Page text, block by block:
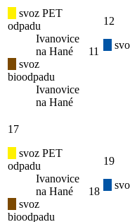
svoz PET
odpadu
Ivanovice
na Hané
svoz
bioodpadu
Ivanovice
na Hané
11
12
17
svoz PET
odpadu
Ivanovice
na Hané
svoz
bioodpadu
18
19